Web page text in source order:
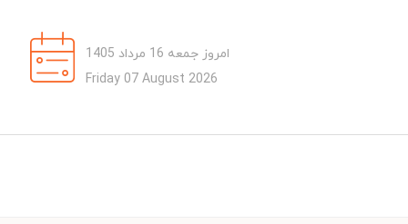
امروز جمعه 16 مرداد 1405
Friday 07 August 2026